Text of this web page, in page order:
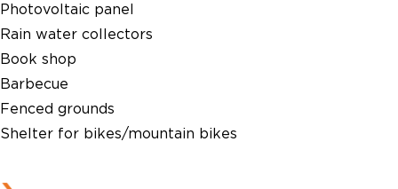
Photovoltaic panel
Rain water collectors
Book shop
Barbecue
Fenced grounds
Shelter for bikes/mountain bikes